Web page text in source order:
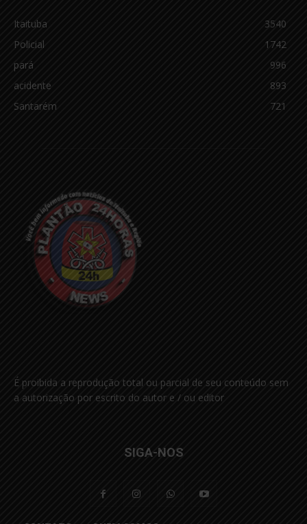
Itaituba
3540
Policial
1742
pará
996
acidente
893
Santarém
721
É proibida a reprodução total ou parcial de seu conteúdo sem
a autorização por escrito do autor e / ou editor
SIGA-NOS